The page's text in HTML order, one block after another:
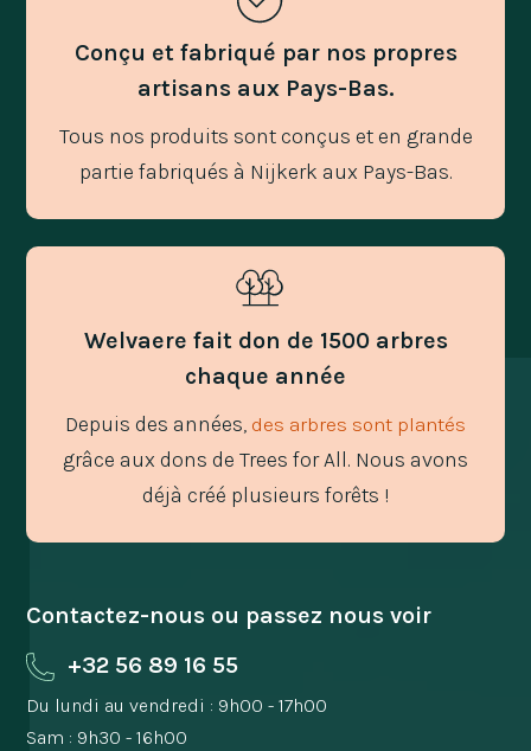
Conçu et fabriqué par nos propres
artisans aux Pays-Bas.
Tous nos produits sont conçus et en grande
partie fabriqués à Nijkerk aux Pays-Bas.
Welvaere fait don de 1500 arbres
chaque année
Depuis des années, des arbres sont plantés
grâce aux dons de Trees for All. Nous avons
déjà créé plusieurs forêts !
Contactez-nous ou passez nous voir
+32 56 89 16 55
Du lundi au vendredi : 9h00 - 17h00
Sam : 9h30 - 16h00